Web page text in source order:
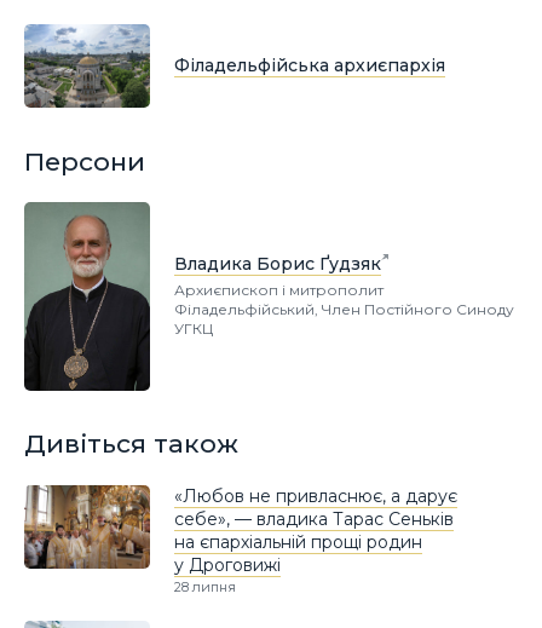
Філадельфійська архиєпархія
Персони
Владика Борис Ґудзяк
Архиєпископ і митрополит
Філадельфійський, Член Постійного Синоду
УГКЦ
Дивіться також
«Любов не привласнює, а дарує
себе», — владика Тарас Сеньків
на єпархіальній прощі родин
у Дроговижі
28 липня